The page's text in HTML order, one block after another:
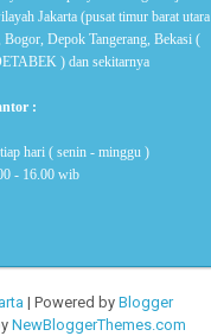
Jakarta (pusat timur barat utara
Bogor, Depok Tangerang, Bekasi (
) dan sekitarnya
:
hari ( senin - minggu )
- 16.00 wib
| Powered by Blogger
NewBloggerThemes.com